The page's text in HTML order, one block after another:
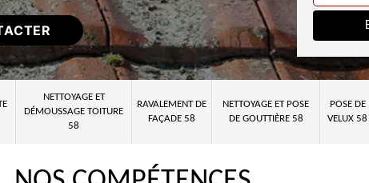
NETTOYAGE ET
DÉMOUSSAGE TOITURE
58
RAVALEMENT DE
FAÇADE 58
NETTOYAGE ET POSE
DE GOUTTIÈRE 58
POSE DE
VELUX 58